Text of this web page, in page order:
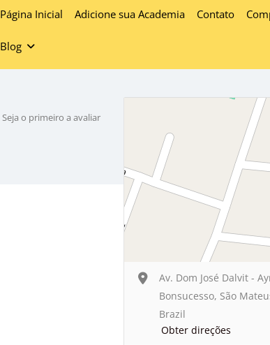
Página Inicial Adicione sua Academia Contato
Blog
Seja o primeiro a avaliar
Av. Dom José Dalvit -
Bonsucesso, São
Brazil
Obter direções